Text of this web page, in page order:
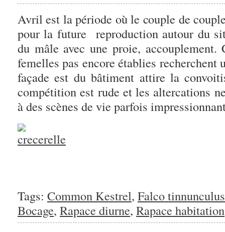
Avril est la période où le couple de
pour la future reproduction autour du
du mâle avec une proie, accouplement.
femelles pas encore établies recherchent
façade est du bâtiment attire la
compétition est rude et les altercations
à des scènes de vie parfois
Tags: Common Kestrel, Falco tinnunculus
Bocage, Rapace diurne, Rapace habitation